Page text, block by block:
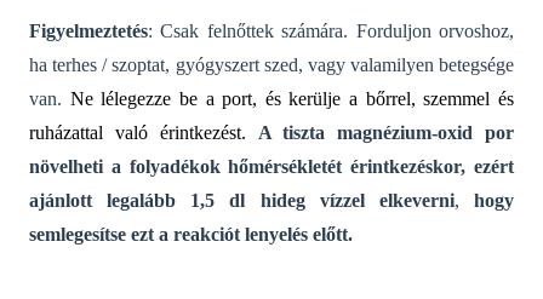
Figyelmeztetés: Csak felnőttek számára. Forduljon orvoshoz,
ha terhes / szoptat, gyógyszert szed, vagy valamilyen betegsége
van. Ne lélegezze be a port, és kerülje a bőrrel, szemmel és
ruházattal való érintkezést. A tiszta magnézium-oxid por
növelheti a folyadékok hőmérsékletét érintkezéskor, ezért
ajánlott legalább 1,5 dl hideg vízzel elkeverni, hogy
semlegesítse ezt a reakciót lenyelés előtt.